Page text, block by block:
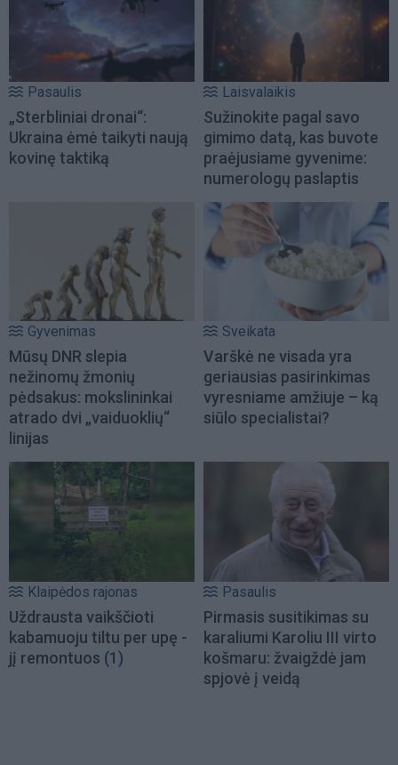
Pasaulis
„Sterbliniai dronai“:
Ukraina ėmė taikyti naują
kovinę taktiką
Laisvalaikis
Sužinokite pagal savo
gimimo datą, kas buvote
praėjusiame gyvenime:
numerologų paslaptis
Gyvenimas
Mūsų DNR slepia
nežinomų žmonių
pėdsakus: mokslininkai
atrado dvi „vaiduoklių“
linijas
Sveikata
Varškė ne visada yra
geriausias pasirinkimas
vyresniame amžiuje – ką
siūlo specialistai?
Klaipėdos rajonas
Uždrausta vaikščioti
kabamuoju tiltu per upę -
jį remontuos (1)
Pasaulis
Pirmasis susitikimas su
karaliumi Karoliu III virto
košmaru: žvaigždė jam
spjovė į veidą